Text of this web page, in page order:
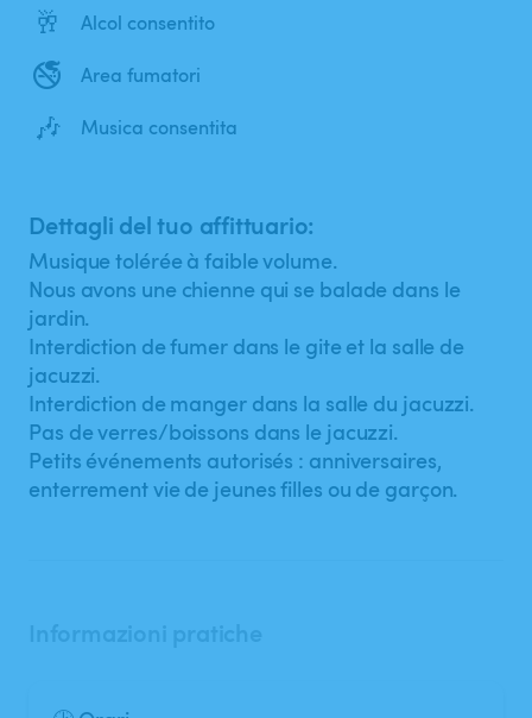
🥂 Alcol consentito
🚭 Area fumatori
🎶 Musica consentita
Dettagli del tuo affittuario:
Musique tolérée à faible volume.
Nous avons une chienne qui se balade dans le
jardin.
Interdiction de fumer dans le gite et la salle de
jacuzzi.
Interdiction de manger dans la salle du jacuzzi.
Pas de verres/boissons dans le jacuzzi.
Petits événements autorisés : anniversaires,
enterrement vie de jeunes filles ou de garçon.